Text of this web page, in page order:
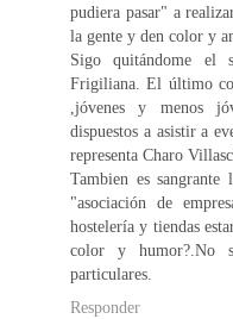
pudiera pasar" a
la gente y den color y
Sigo quitándome el
Frigiliana. El último
,jóvenes y menos
dispuestos a asistir a
representa Charo
Tambien es
"asociación de
hostelería y tiendas
color y humor?.No
particulares.
Responder